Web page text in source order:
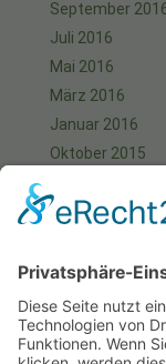
September
Juli 2016
Mai 2016
März 2016
Januar 2016
Oktober 2015
August 2015
Juni 2015
Mai 2015
April 2015
März 2015